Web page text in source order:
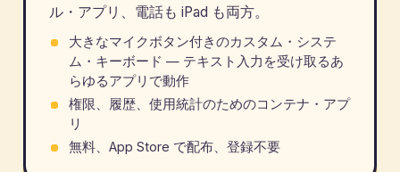
ル・アプリ、電話も iPad も両方。
大きなマイクボタン付きのカスタム・システ
ム・キーボード — テキスト入力を受け取るあ
らゆるアプリで動作
権限、履歴、使用統計のためのコンテナ・アプ
リ
無料、App Store で配布、登録不要